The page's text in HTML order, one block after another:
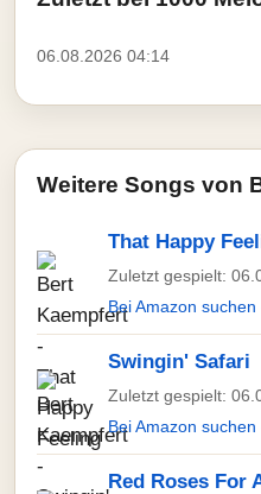
06.08.2026 04:14
Weitere Songs von
That Happy
Zuletzt gespielt:
Bei Amazon
Swingin' Safari
Zuletzt gespielt:
Bei Amazon
Red Roses For